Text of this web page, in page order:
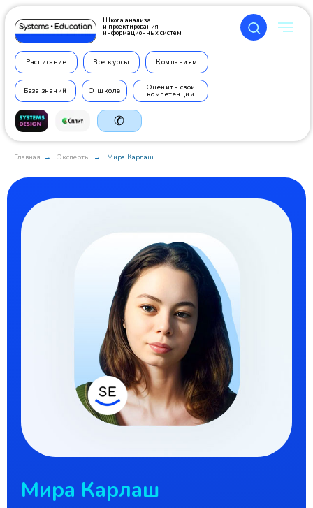
Школа анализа
и проектирования
информационных систем
Расписание Все курсы Компаниям
Оценить свои
компетенции
База знаний О школе
✆
Главная → Эксперты → Мира Карлаш
Мира Карлаш